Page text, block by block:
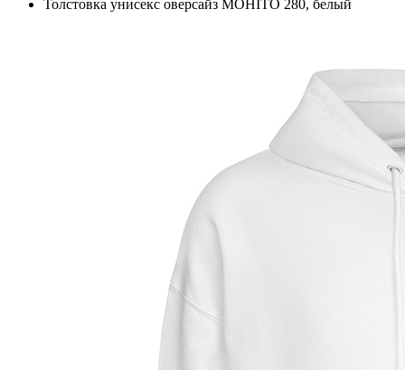
Толстовка унисекс оверсайз MOHITO 280, белый